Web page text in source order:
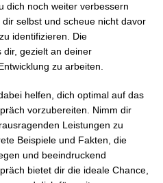
dich noch weiter verbessern
selbst und scheue nicht davor
identifizieren. Die
dir, gezielt an deiner
zu arbeiten.
helfen, dich optimal auf das
vorzubereiten. Nimm dir
Leistungen zu
Beispiele und Fakten, die
und beeindruckend
bietet dir die ideale Chance,